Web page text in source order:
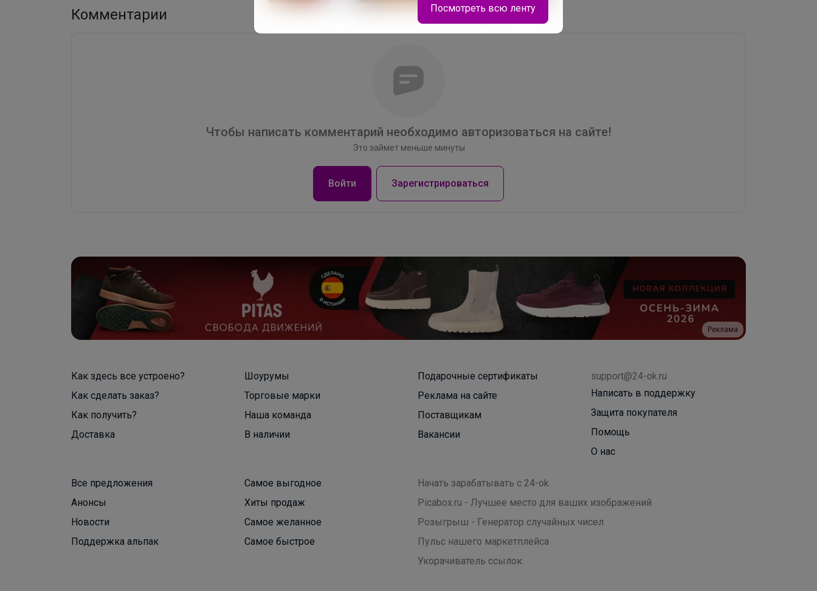
Комментарии
Чтобы написать комментарий необходимо авторизоваться на сайте!
Это займет меньше минуты
Войти Зарегистрироваться
Реклама
Как здесь все устроено?
Как сделать заказ?
Как получить?
Доставка
Шоурумы
Торговые марки
Наша команда
В наличии
Подарочные сертификаты
Реклама на сайте
Поставщикам
Вакансии
support@24-ok.ru
Написать в поддержку
Защита покупателя
Помощь
О нас
Все предложения
Анонсы
Новости
Поддержка альпак
Самое выгодное
Хиты продаж
Самое желанное
Самое быстрое
Начать зарабатывать с 24-ok
Picabox.ru - Лучшее место для ваших изображений
Розыгрыш - Генератор случайных чисел
Пульс нашего маркетплейса
Укорачиватель ссылок
Брюнетка
Посмотреть всю ленту